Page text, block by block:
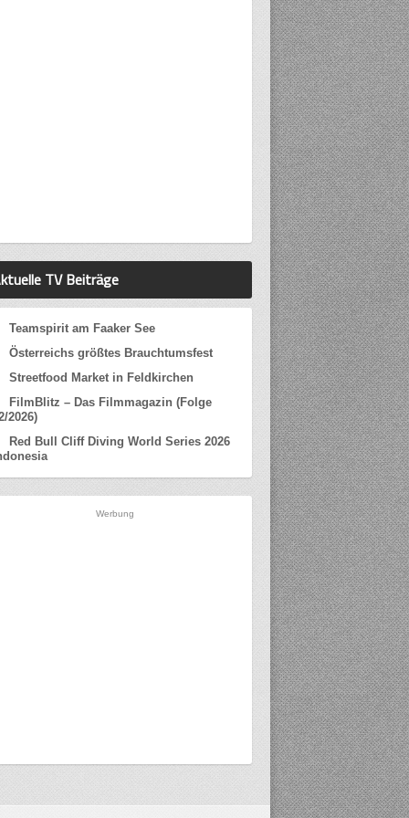
TV Beiträge
Teamspirit am Faaker See
Österreichs größtes Brauchtumsfest
Streetfood Market in Feldkirchen
FilmBlitz – Das Filmmagazin (Folge
2026)
Red Bull Cliff Diving World Series 2026
Werbung